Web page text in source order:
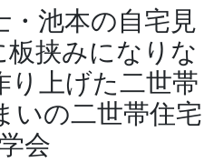
・池本の自宅見
挟みになりな
り上げた二世帯
の二世帯住宅
会